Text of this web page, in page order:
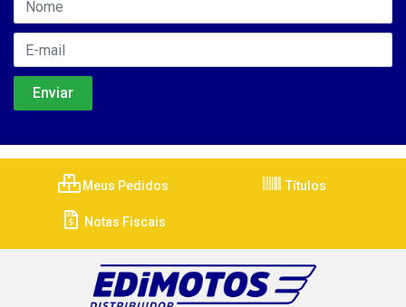
Meus Pedidos Títulos
Notas Fiscais